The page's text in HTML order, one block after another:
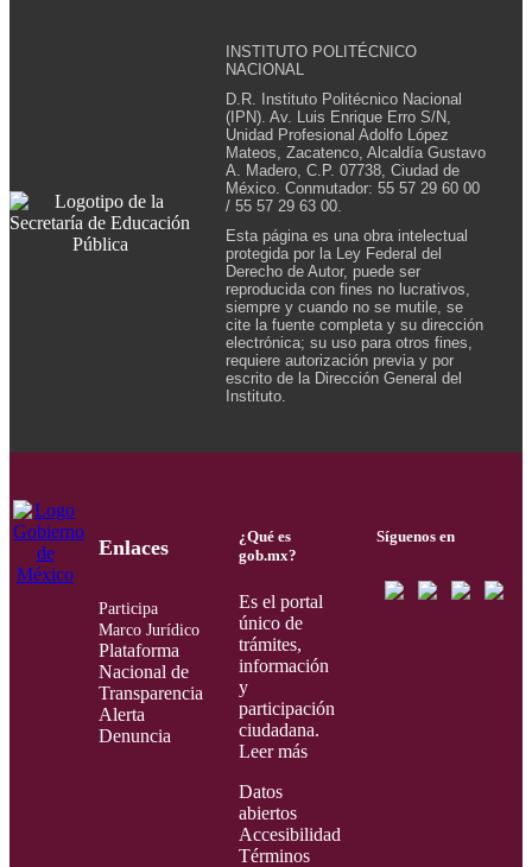
INSTITUTO POLITÉCNICO
NACIONAL
D.R. Instituto Politécnico Nacional
(IPN). Av. Luis Enrique Erro S/N,
Unidad Profesional Adolfo López
Mateos, Zacatenco, Alcaldía Gustavo
A. Madero, C.P. 07738, Ciudad de
México. Conmutador: 55 57 29 60 00
/ 55 57 29 63 00.
Esta página es una obra intelectual
protegida por la Ley Federal del
Derecho de Autor, puede ser
reproducida con fines no lucrativos,
siempre y cuando no se mutile, se
cite la fuente completa y su dirección
electrónica; su uso para otros fines,
requiere autorización previa y por
escrito de la Dirección General del
Instituto.
Enlaces
Participa
Marco Jurídico
Plataforma
Nacional de
Transparencia
Alerta
Denuncia
¿Qué es
gob.mx?
Es el portal
único de
trámites,
información
y
participación
ciudadana.
Leer más
Datos
abiertos
Accesibilidad
Términos
Síguenos en